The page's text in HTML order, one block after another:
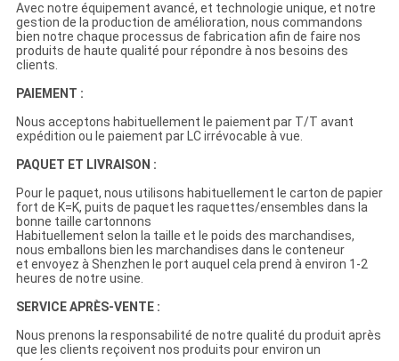
Avec notre équipement avancé, et technologie unique, et notre
gestion de la production de amélioration, nous commandons
bien notre chaque processus de fabrication afin de faire nos
produits de haute qualité pour répondre à nos besoins des
clients.
PAIEMENT :
Nous acceptons habituellement le paiement par T/T avant
expédition ou le paiement par LC irrévocable à vue.
PAQUET ET LIVRAISON :
Pour le paquet, nous utilisons habituellement le carton de papier
fort de K=K, puits de paquet les raquettes/ensembles dans la
bonne taille cartonnons
Habituellement selon la taille et le poids des marchandises,
nous emballons bien les marchandises dans le conteneur
et envoyez à Shenzhen le port auquel cela prend à environ 1-2
heures de notre usine.
SERVICE APRÈS-VENTE :
Nous prenons la responsabilité de notre qualité du produit après
que les clients reçoivent nos produits pour environ un